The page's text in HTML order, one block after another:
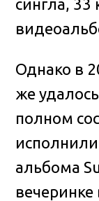
сингла, 33
Однако в
же
полном
альбома